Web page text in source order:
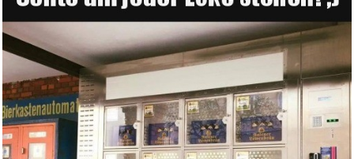
TARION Kamerarucksack Leicht
K...
Anzeige